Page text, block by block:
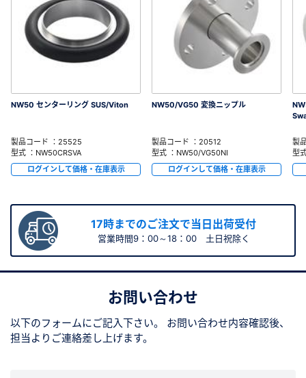
NW50 センターリング SUS/Viton
製品コード ：25525
型式 ：NW50CRSVA
ログインして価格・在庫表示
NW50/VG50 変換ニップル
製品コード ：20512
型式 ：NW50/VG50NI
ログインして価格・在庫表示
製
型
17時までのご注文で当日出荷受付
営業時間9：00～18：00 土日祝除く
お問い合わせ
以下のフォームにご記入下さい。
お問い合わせ内容確認後、
担当よりご連絡差し上げます。